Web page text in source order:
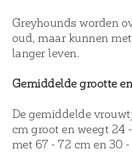
Greyhounds worden
oud, maar kunnen
langer leven.
Gemiddelde grootte
De gemiddelde
cm groot en weegt 24
met 67 - 72 cm en 30